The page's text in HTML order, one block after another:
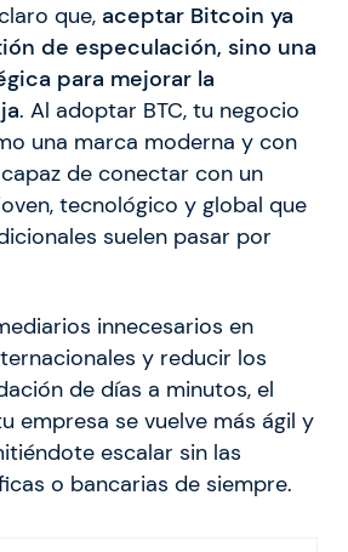
que, aceptar Bitcoin ya
de especulación, sino una
para mejorar la
. Al adoptar BTC, tu negocio
una marca moderna y con
de conectar con un
tecnológico y global que
suelen pasar por
innecesarios en
y reducir los
de días a minutos, el
empresa se vuelve más ágil y
escalar sin las
o bancarias de siempre.